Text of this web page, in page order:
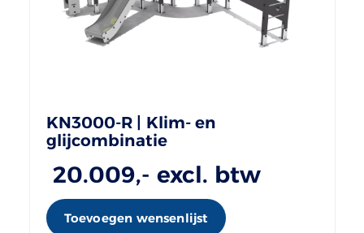
KN3000-R | Klim- en
glijcombinatie
20.009,- excl. btw
Toevoegen wensenlijst